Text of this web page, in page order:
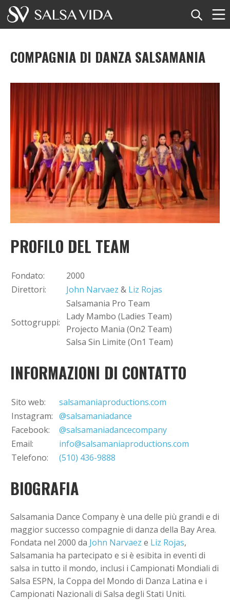
Eventi
Articoli
Video
Glossario della salsa
Negozio
+ Aggiungi evento
COMPAGNIA DI DANZA SALSAMANIA
PROFILO DEL TEAM
Fondato:
2000
Direttori:
John Narvaez & Liz Rojas
Sottogruppi:
Salsamania Pro Team
Lady Mambo (Ladies Team)
Projecto Mania (On2 Team)
Salsa Sin Limite (On1 Team)
INFORMAZIONI DI CONTATTO
Sito web:
salsamaniaproductions.com
Instagram: @salsamaniadance
Facebook:
@salsamaniadancecompany
Email:
info@salsamaniaproductions.com
Telefono:
(510) 436-9888
BIOGRAFIA
Salsamania Dance Company è una delle più grandi e di
maggior successo compagnie di danza della Bay Area.
Fondata nel 2000 da John Narvaez e Liz Rojas,
Salsamania ha partecipato e si è esibita in eventi di
salsa in tutto il mondo, inclusi i Campionati Mondiali di
Salsa ESPN, la Coppa del Mondo di Danza Latina e i
Campionati Nazionali di Salsa degli Stati Uniti.